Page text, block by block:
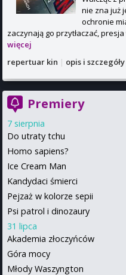
nie zna już
ochronie
zaczynają go przytłaczać,
więcej
repertuar kin | opis i szczegóły
Premiery
7 sierpnia
Do utraty tchu
Homo sapiens?
Ice Cream Man
Kandydaci śmierci
Pejzaż w kolorze sepii
Psi patrol i dinozaury
31 lipca
Akademia złoczyńców
Góra mocy
Młody Waszyngton